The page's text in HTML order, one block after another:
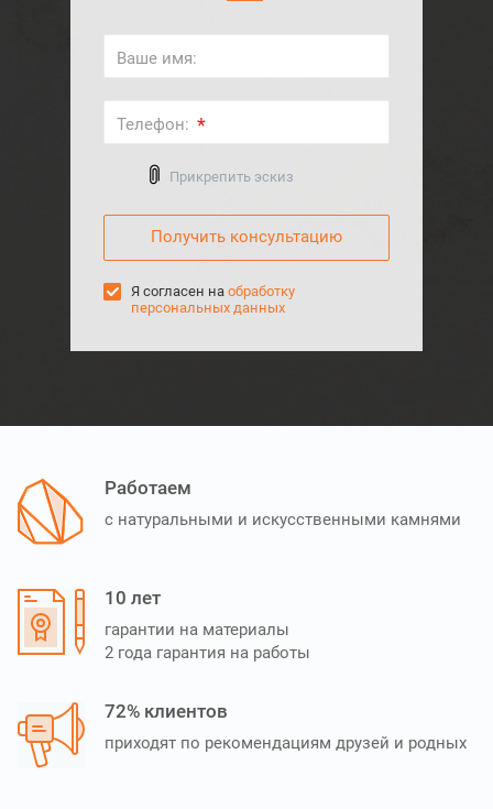
Ваше имя:
Телефон: *
Прикрепить эскиз
Выберите файл
Я согласен на обработку
персональных данных
Работаем
с натуральными и искусственными камнями
10 лет
гарантии на материалы
2 года гарантия на работы
72% клиентов
приходят по рекомендациям друзей и родных